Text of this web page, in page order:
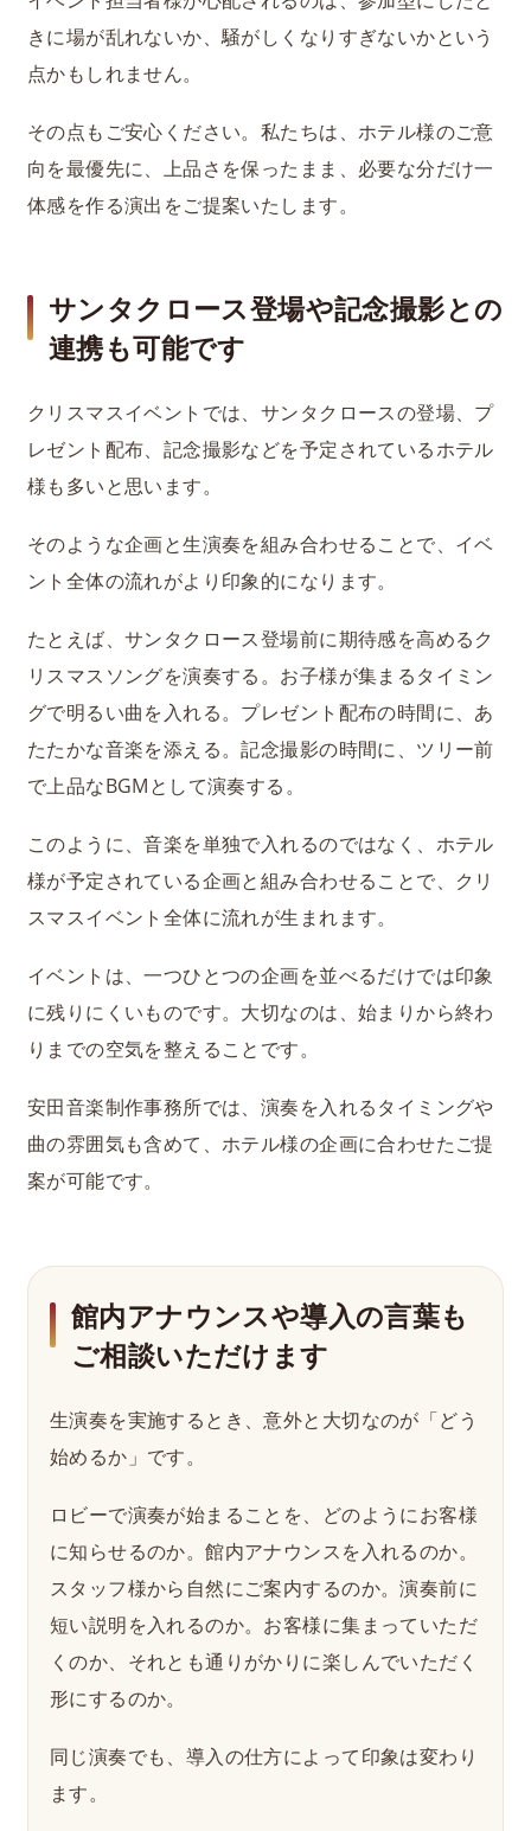
きに場が乱れないか、騒がしくなりすぎないかという
点かもしれません。
その点もご安心ください。私たちは、ホテル様のご意
向を最優先に、上品さを保ったまま、必要な分だけ一
体感を作る演出をご提案いたします。
サンタクロース登場や記念撮影との
連携も可能です
クリスマスイベントでは、サンタクロースの登場、プ
レゼント配布、記念撮影などを予定されているホテル
様も多いと思います。
そのような企画と生演奏を組み合わせることで、イベ
ント全体の流れがより印象的になります。
たとえば、サンタクロース登場前に期待感を高めるク
リスマスソングを演奏する。お子様が集まるタイミン
グで明るい曲を入れる。プレゼント配布の時間に、あ
たたかな音楽を添える。記念撮影の時間に、ツリー前
で上品なBGMとして演奏する。
このように、音楽を単独で入れるのではなく、ホテル
様が予定されている企画と組み合わせることで、クリ
スマスイベント全体に流れが生まれます。
イベントは、一つひとつの企画を並べるだけでは印象
に残りにくいものです。大切なのは、始まりから終わ
りまでの空気を整えることです。
安田音楽制作事務所では、演奏を入れるタイミングや
曲の雰囲気も含めて、ホテル様の企画に合わせたご提
案が可能です。
館内アナウンスや導入の言葉も
ご相談いただけます
生演奏を実施するとき、意外と大切なのが「どう
始めるか」です。
ロビーで演奏が始まることを、どのようにお客様
に知らせるのか。館内アナウンスを入れるのか。
スタッフ様から自然にご案内するのか。演奏前に
短い説明を入れるのか。お客様に集まっていただ
くのか、それとも通りがかりに楽しんでいただく
形にするのか。
同じ演奏でも、導入の仕方によって印象は変わり
ます。